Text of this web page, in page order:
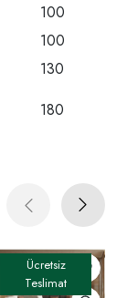
100
100
130
180